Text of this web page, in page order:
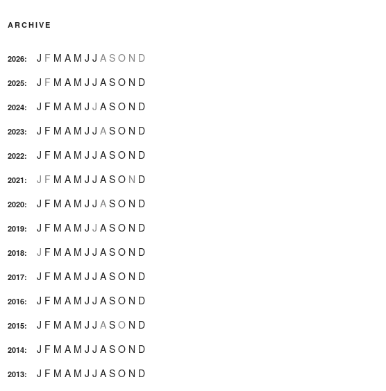
ARCHIVE
2026: J F M A M J J A S O N D
2025: J F M A M J J A S O N D
2024: J F M A M J J A S O N D
2023: J F M A M J J A S O N D
2022: J F M A M J J A S O N D
2021: J F M A M J J A S O N D
2020: J F M A M J J A S O N D
2019: J F M A M J J A S O N D
2018: J F M A M J J A S O N D
2017: J F M A M J J A S O N D
2016: J F M A M J J A S O N D
2015: J F M A M J J A S O N D
2014: J F M A M J J A S O N D
2013: J F M A M J J A S O N D